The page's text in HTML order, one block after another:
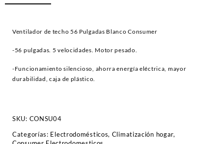
Blanco
Ventilador de techo 56 Pulgadas Blanco Consumer
-56 pulgadas. 5 velocidades. Motor pesado.
-Funcionamiento silencioso, ahorra energía eléctrica, mayor
durabilidad, caja de plástico.
SKU: CONSU04
Categorías: Electrodomésticos, Climatización hogar,